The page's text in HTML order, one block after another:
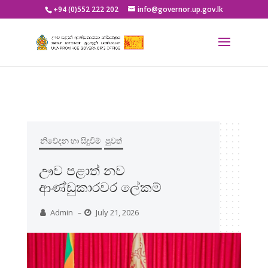
+94 (0)552 222 202 info@governor.up.gov.lk
නිවේදන හා සිදුවීම් පුවත්
ඌව පළාත් නව
ආණ්ඩුකාරවර ලේකම්
Admin – July 21, 2026